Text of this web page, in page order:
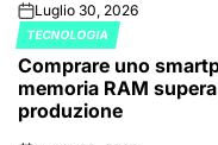
onLuglio 30, 2026
POSTED
IN
TECNOLOGIA
Comprare uno
memoria RAM
produzione